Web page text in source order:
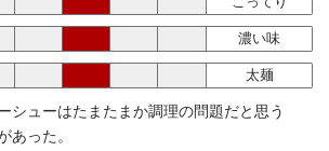
濃い味
太麺
シューはたまたまか調理の問題だと思う
あった。